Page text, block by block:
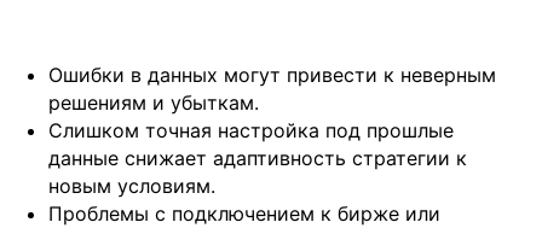
Ошибки в данных могут привести к неверным
решениям и убыткам.
Слишком точная настройка под прошлые
данные снижает адаптивность стратегии к
новым условиям.
Проблемы с подключением к бирже или
+7
данных